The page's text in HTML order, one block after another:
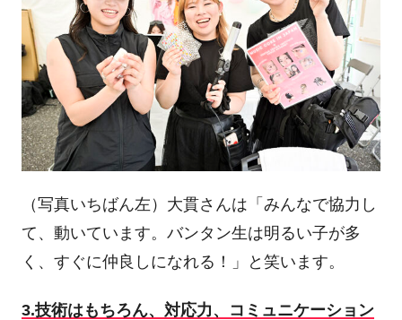
（写真いちばん左）大貫さんは「みんなで協力し
て、動いています。バンタン生は明るい子が多
く、すぐに仲良しになれる！」と笑います。
3.技術はもちろん、対応力、コミュニケーション